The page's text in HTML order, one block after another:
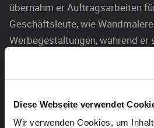
Diese Webseite verwendet
Wir verwenden Cookies, um
übernahm er Auftragsarbeiten
Geschäftsleute, wie
Werbegestaltungen, während er
immer weiter entwickelte und